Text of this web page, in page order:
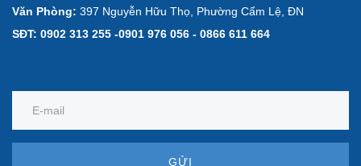
Văn Phòng: 397 Nguyễn Hữu Thọ, Phường Cẩm Lệ, ĐN
SĐT: 0902 313 255 -0901 976 056 - 0866 611 664
GỬI